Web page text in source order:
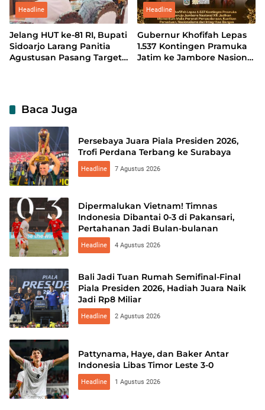
Headline
Jelang HUT ke-81 RI, Bupati
Sidoarjo Larang Panitia
Agustusan Pasang Target
Headline
Gubernur Khofifah Lepas
1.537 Kontingen Pramuka
Jatim ke Jambore Nasional
Baca Juga
Persebaya Juara Piala Presiden 2026,
Trofi Perdana Terbang ke Surabaya
Headline 7 Agustus 2026
Dipermalukan Vietnam! Timnas
Indonesia Dibantai 0-3 di Pakansari,
Pertahanan Jadi Bulan-bulanan
Headline 4 Agustus 2026
Bali Jadi Tuan Rumah Semifinal-Final
Piala Presiden 2026, Hadiah Juara Naik
Jadi Rp8 Miliar
Headline 2 Agustus 2026
Pattynama, Haye, dan Baker Antar
Indonesia Libas Timor Leste 3-0
Headline 1 Agustus 2026